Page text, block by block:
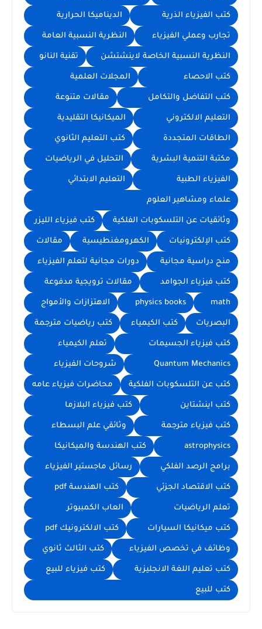
كتب الفيزياء الذرية الديناميكا الحرارية
تجارب وعملي الفيزياء النظرية النسبية العامة
النظرية النسبية الخاصة لاينشتشن تقنية النانو
كتب الاحصاء المجلات العلمية
كتب التفاضل والتكامل مقالات متنوعة
التعليم الالكتروني الميكانيكا التقليدية
الطاقات المتجددة كتب التعليم الثانوي
مكتبة التنمية البشرية التحليل في الرياضيات
الفيزياء الطبية التعليم الابتدائي
علماء ومشاهير العلوم
وثائقيات عن التلسكوبات الفلكية كتب فيزياء الليزر
كتب الإلكترونيات الكهرومغنطيسية مقالات
منح دراسية مجانية دورات مجانية لتعلم الفيزياء
كتب فيزياء الجوامد مقالات ترويجية مدفوعة
math
physics books الاهتزازات والأمواج
البصريات كتب الكيمياء كتب رياضيات مترجمة
كتب فيزياء الجسيمات تعلم الكيمياء
Quantum Mechanics شروحات الفيزياء
كتب عن التلسكوبات الفلكية محاضرات فيزياء عامه
كتب اينشتاين كتب فيزياء البلازما
كتب فيزياء مترجمة وثائقي علم البسطاء
astrophysics كتب الهندسة والميكانيكا
برامج الرصد الفلكي رسائل ماجستير الفيزياء
كتب الاقتصاد الجزئي كتب الهندسة pdf
تعلم الرياضيات العاب الكمبيوتر
كتب ميكانيكا السيارات كتب الالكترونيك pdf
وظائف في تخصص الفيزياء كتب الثالث ثانوي
كتب تعليم اللغة الانجليزية كتب فيزياء للبيع
كتب للبيع